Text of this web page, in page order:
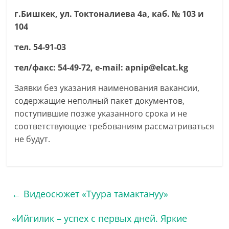
г.Бишкек, ул. Токтоналиева 4а, каб. № 103 и
104
тел. 54-91-03
тел/факс: 54-49-72,e-mail:apnip@elcat.kg
Заявки без указания наименования вакансии,
содержащие неполный пакет документов,
поступившие позже указанного срока и не
соответствующие требованиям рассматриваться
не будут.
← Видеосюжет «Туура тамактануу»
«Ийгилик – успех с первых дней. Яркие